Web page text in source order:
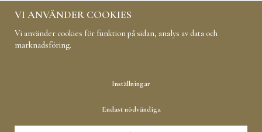
VI ANVÄNDER COOKIES
Vi använder cookies för funktion på sidan, analys av data och
marknadsföring.
Inställningar
Endast nödvändiga